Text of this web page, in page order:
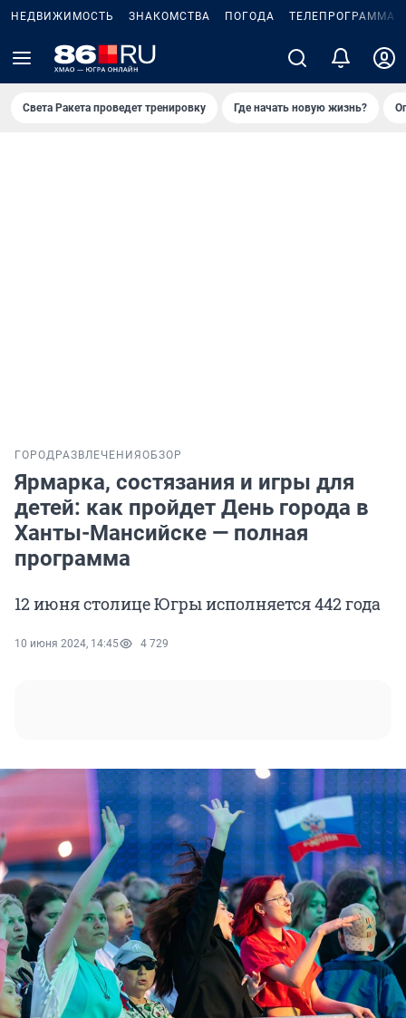
НЕДВИЖИМОСТЬ ЗНАКОМСТВА ПОГОДА ТЕЛЕПРОГРАММА
Света Ракета проведет тренировку Где начать новую жизнь?
ГОРОД РАЗВЛЕЧЕНИЯ ОБЗОР
Ярмарка, состязания и игры для
детей: как пройдет День города в
Ханты-Мансийске — полная
программа
12 июня столице Югры исполняется 442 года
10 июня 2024, 14:45 4 729